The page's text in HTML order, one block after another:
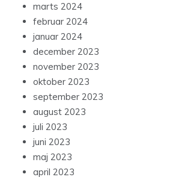
marts 2024
februar 2024
januar 2024
december 2023
november 2023
oktober 2023
september 2023
august 2023
juli 2023
juni 2023
maj 2023
april 2023